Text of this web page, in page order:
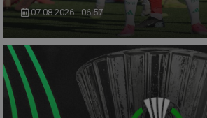
07.08.2026 - 06:57